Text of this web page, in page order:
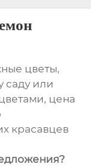
цветы,
саду или
цена
красавцев